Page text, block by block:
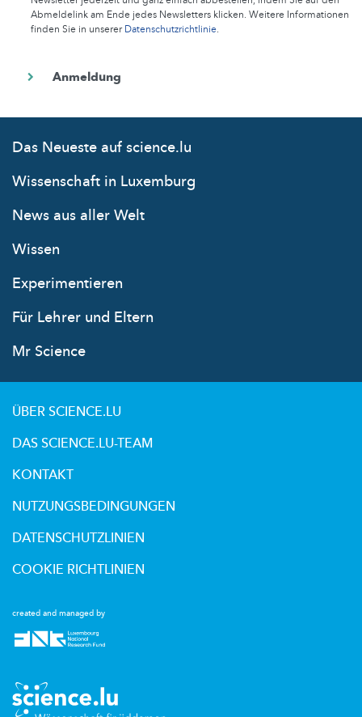
Abmeldelink am Ende jedes Newsletters klicken. Weitere Informationen
finden Sie in unsererDatenschutzrichtlinie.
Das Neueste auf science.lu
Wissenschaft in Luxemburg
News aus aller Welt
Wissen
Experimentieren
Für Lehrer und Eltern
Mr Science
created and managed by
ÜBER SCIENCE.LU
DAS SCIENCE.LU-TEAM
KONTAKT
NUTZUNGSBEDINGUNGEN
DATENSCHUTZLINIEN
COOKIE RICHTLINIEN